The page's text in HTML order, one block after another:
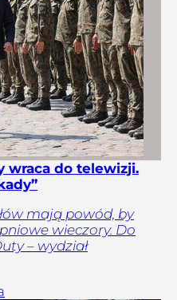
wraca do telewizji.
mają powód, by
wieczory. Do
– wydział